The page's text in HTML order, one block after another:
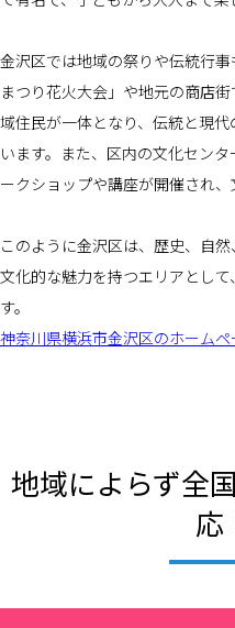
金沢区では地域の祭りや伝統行
まつり花火大会」や地元の商店
域住民が一体となり、伝統と現
います。また、区内の文化セン
ークショップや講座が開催され、
このように金沢区は、歴史、自
文化的な魅力を持つエリアとし
す。
神奈川県横浜市金沢区のホームペ
地域によらず全
応